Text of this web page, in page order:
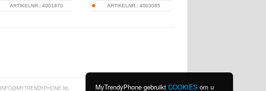
ARTIKELNR.: 4001870 ARTIKELNR.: 4003085
INFO@MYTRENDYPHONE.NL MyTrendyPhone gebruikt COOKIES om u